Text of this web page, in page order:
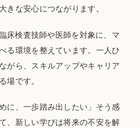
きな安心につながります。
床検査技師や医師を対象に、 マ
る環境を整えています。 一人ひ
がら、 スキルアップやキャリア
場です。
に、一歩踏み出したい」 そう感
、 新しい学びは将来の不安を解